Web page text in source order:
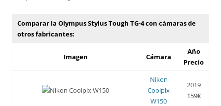
Comparar la Olympus Stylus Tough TG-4 con cámaras de
otros fabricantes:
Imagen Cámara
Año
Precio
Nikon
Coolpix
W150
2019
159€